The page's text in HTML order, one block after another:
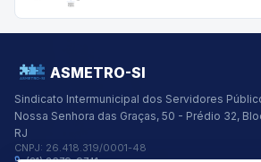
ASMETRO-SI
Sindicato Intermunicipal dos Servidores
Nossa Senhora das Graças, 50 - Prédio 32,
RJ
CNPJ: 26.418.319/0001-48